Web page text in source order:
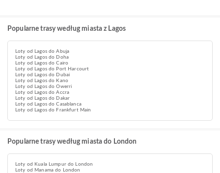
Popularne trasy według miasta z Lagos
Loty od Lagos do Abuja
Loty od Lagos do Doha
Loty od Lagos do Cairo
Loty od Lagos do Port Harcourt
Loty od Lagos do Dubai
Loty od Lagos do Kano
Loty od Lagos do Owerri
Loty od Lagos do Accra
Loty od Lagos do Dakar
Loty od Lagos do Casablanca
Loty od Lagos do Frankfurt Main
Popularne trasy według miasta do London
Loty od Kuala Lumpur do London
Loty od Manama do London